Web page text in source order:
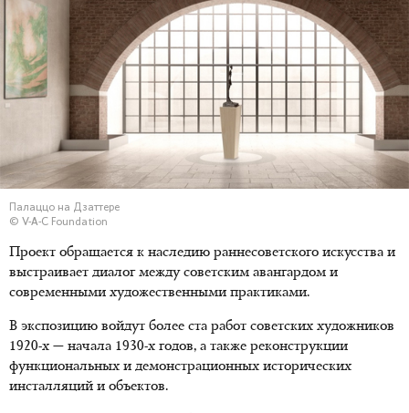
Палаццо на Дзаттере
© V-A-C Foundation
Проект обращается к наследию раннесоветского искусства и
выстраивает диалог между советским авангардом и
современными художественными практиками.
В экспозицию войдут более ста работ советских художников
1920-х — начала 1930-х годов, а также реконструкции
функциональных и демонстрационных исторических
инсталляций и объектов.